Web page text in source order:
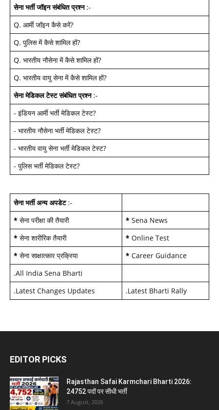
सेना भर्ती जॉइन संबंधित प्रश्न:-
Q. आर्मी जॉइन कैसे करें?
Q. पुलिस में कैसे शामिल हों?
Q. भारतीय नौसेना में कैसे शामिल हों?
Q. भारतीय वायु सेना में कैसे शामिल हों?
सेना मेडिकल टेस्ट संबंधित प्रश्न:-
- इंडियन आर्मी भर्ती मेडिकल टेस्ट?
- भारतीय नौसेना भर्ती मेडिकल टेस्ट?
- भारतीय वायु सेना भर्ती मेडिकल टेस्ट?
- पुलिस भर्ती मेडिकल टेस्ट?
सेना भर्ती अन्य अपडेट:-
* सेना परीक्षा की तैयारी * Sena News
* सेना शारीरिक तैयारी * Online Test
* सेना साक्षात्कार प्रक्रिया * Career Guidance
.All India Sena Bharti
.Latest Changes Updates .Latest Bharti Rally
EDITOR PICKS
Rajasthan Safai Karmchari Bharti 2026:
24752 पदों पर सीधी भर्ती
7 August, 2026